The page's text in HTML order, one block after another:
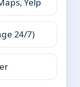
Yelp
24/7)